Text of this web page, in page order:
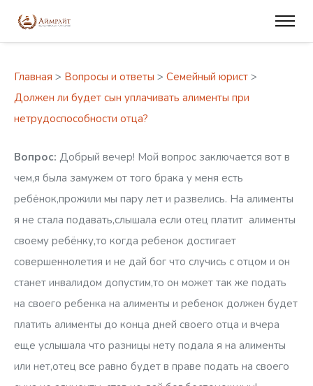
Главная > Вопросы и ответы > Семейный юрист >
Должен ли будет сын уплачивать алименты при
нетрудоспособности отца?
Вопрос: Добрый вечер! Мой вопрос заключается вот в
чем,я была замужем от того брака у меня есть
ребёнок,прожили мы пару лет и развелись. На алименты
я не стала подавать,слышала если отец платит алименты
своему ребёнку,то когда ребенок достигает
совершеннолетия и не дай бог что случись с отцом и он
станет инвалидом допустим,то он может так же подать
на своего ребенка на алименты и ребенок должен будет
платить алименты до конца дней своего отца и вчера
еще услышала что разницы нету подала я на алименты
или нет,отец все равно будет в праве подать на своего